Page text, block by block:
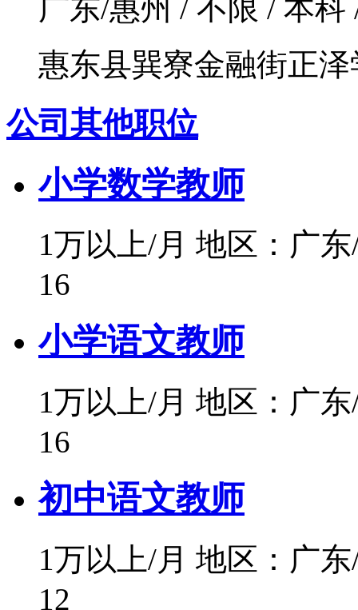
广东/惠州 / 不限 / 本科
惠东县巽寮金融街正泽
公司其他职位
小学数学教师
1万以上/月 地区：广
16
小学语文教师
1万以上/月 地区：广
16
初中语文教师
1万以上/月 地区：广
12